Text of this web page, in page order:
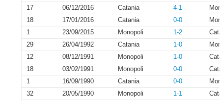
17
06/12/2016 Catania 4-1
18
17/01/2016 Catania 0-0
1
23/09/2015 Monopoli 1-2
29
26/04/1992 Catania 1-0
12
08/12/1991 Monopoli 1-0
18
03/02/1991 Monopoli 0-0
1
16/09/1990 Catania 0-0
32
20/05/1990 Monopoli 1-1